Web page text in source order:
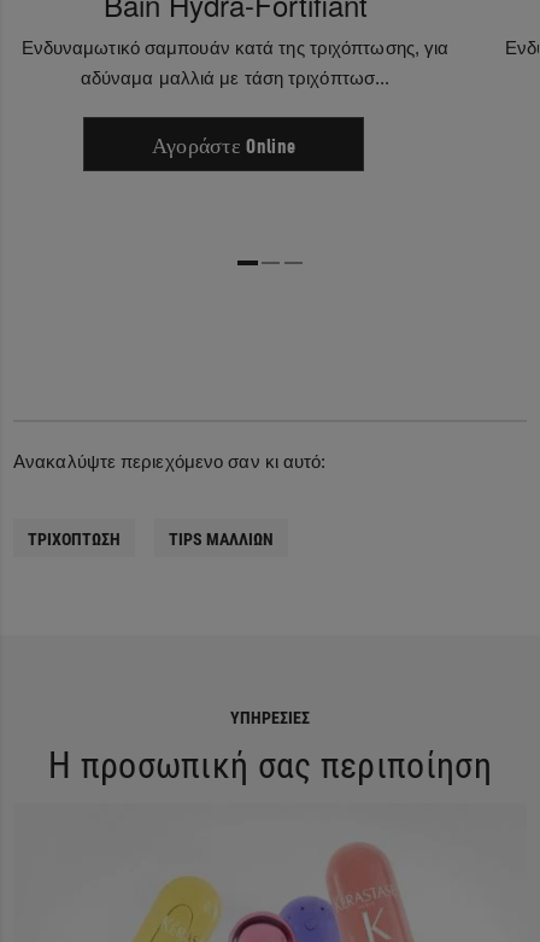
Ενδυναμωτικό σαμπουάν κατά της τριχόπτωσης, για
αδύναμα μαλλιά με τάση τριχόπτωσ...
Αγοράστε Online
Ανακαλύψτε περιεχόμενο σαν κι αυτό:
ΤΡΙΧΌΠΤΩΣΗ TIPS ΜΑΛΛΙΏΝ
ΥΠΗΡΕΣΊΕΣ
Η προσωπική σας περιποίηση